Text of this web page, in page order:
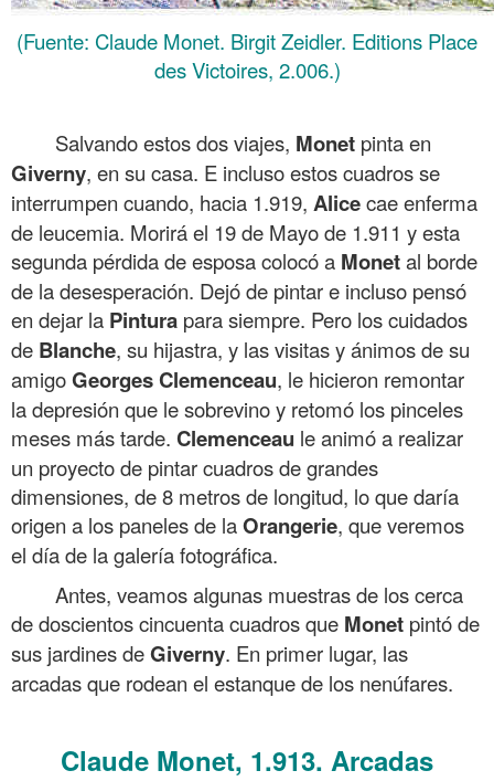
(Fuente: Claude Monet. Birgit Zeidler. Editions Place
des Victoires, 2.006.)
Salvando estos dos viajes, Monet pinta en
Giverny, en su casa. E incluso estos cuadros se
interrumpen cuando, hacia 1.919, Alicecae enferma
de leucemia. Morirá el 19 de Mayo de 1.911 y esta
segunda pérdida de esposa colocó a Monetal borde
de la desesperación. Dejó de pintar e incluso pensó
en dejar la Pintura para siempre. Pero los cuidados
de Blanche, su hijastra, y las visitas y ánimos de su
amigoGeorges Clemenceau, le hicieron remontar
la depresión que le sobrevino y retomó los pinceles
meses más tarde. Clemenceau le animó a realizar
un proyecto de pintar cuadros de grandes
dimensiones, de 8 metros de longitud, lo que daría
origen a los paneles de laOrangerie, que veremos
el día de la galería fotográfica.
Antes, veamos algunas muestras de los cerca
de doscientos cincuenta cuadros que Monet pintó de
sus jardines deGiverny. En primer lugar, las
arcadas que rodean el estanque de los nenúfares.
Claude Monet, 1.913. Arcadas